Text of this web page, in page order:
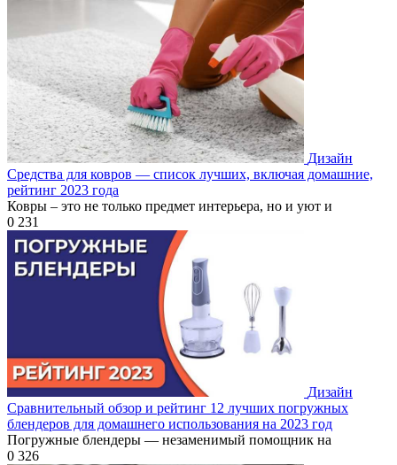
Дизайн
Средства для ковров — список лучших, включая домашние,
рейтинг 2023 года
Ковры – это не только предмет интерьера, но и уют и
0 231
Дизайн
Сравнительный обзор и рейтинг 12 лучших погружных
блендеров для домашнего использования на 2023 год
Погружные блендеры — незаменимый помощник на
0 326